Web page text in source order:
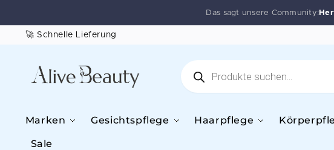
Das sagt unsere Community:
🚀 Schnelle Lieferung
Marken Gesichtspflege Haarpflege
Sale